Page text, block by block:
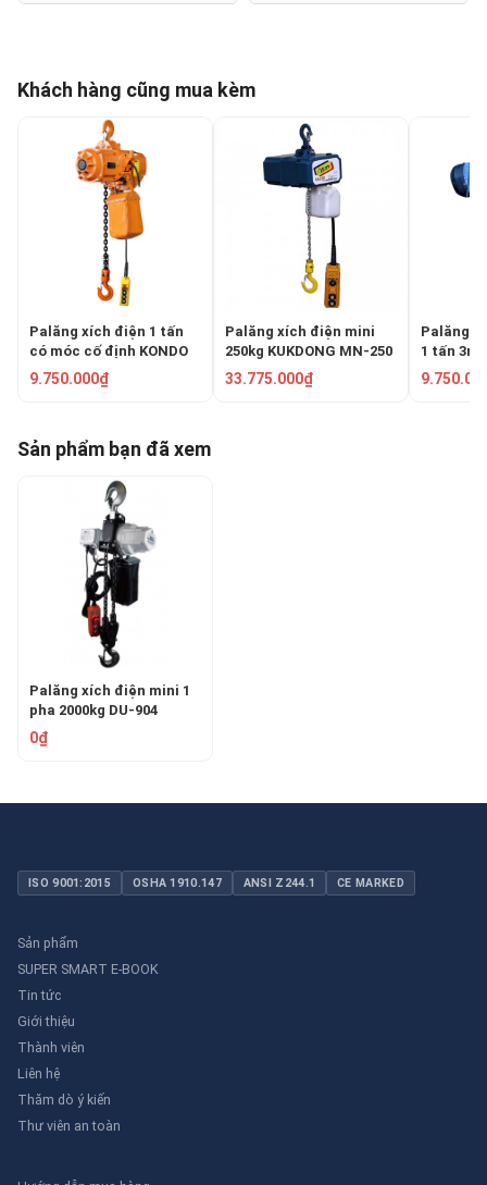
Khách hàng cũng mua kèm
Palăng xích điện 1 tấn
có móc cố định KONDO
HHBB01-01
9.750.000₫
Palăng xích điện mini
250kg KUKDONG MN-250
33.775.000₫
Palăng
1 tấn 3m
CH1000
Sản phẩm bạn đã xem
Palăng xích điện mini 1
pha 2000kg DU-904
0₫
ISO 9001:2015 OSHA 1910.147 ANSI Z244.1 CE MARKED
Sản phẩm
SUPER SMART E-BOOK
Tin tức
Giới thiệu
Thành viên
Liên hệ
Thăm dò ý kiến
Thư viên an toàn